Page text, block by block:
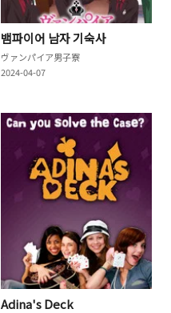
뱀파이어 남자 기숙사
ヴァンパイア男子寮
2024-04-07
Adina's Deck